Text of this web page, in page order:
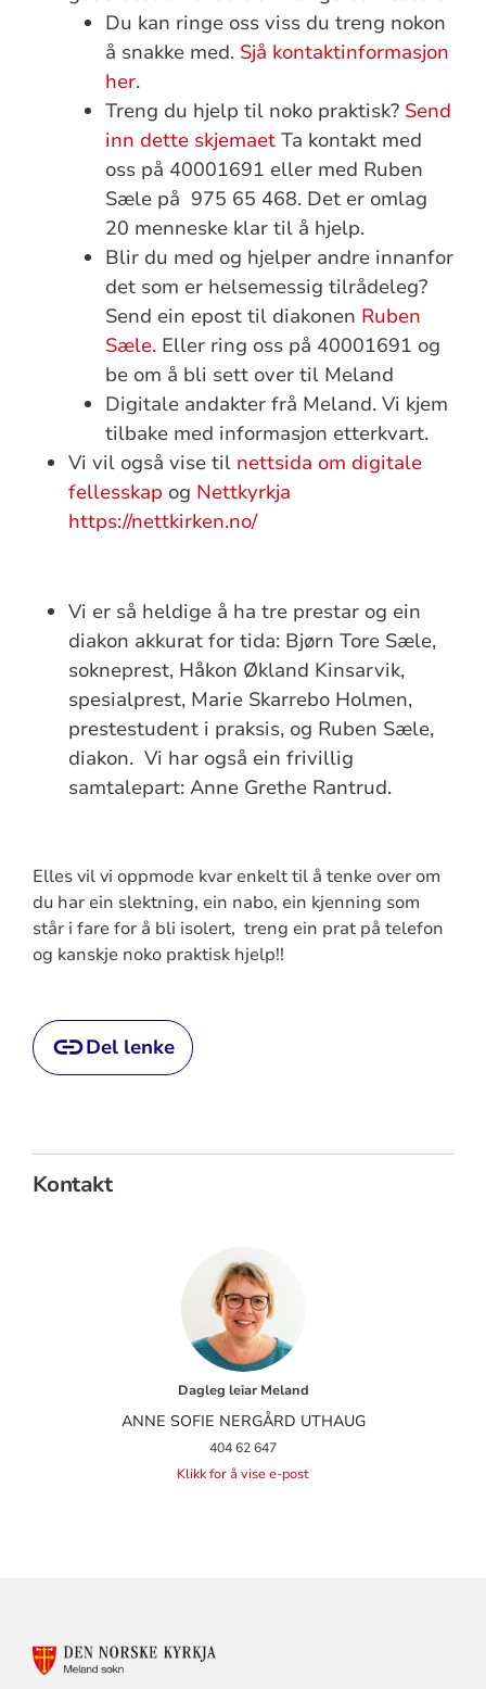
Du kan ringe oss viss du treng nokon
å snakke med. Sjå kontaktinformasjon
her.
Treng du hjelp til noko praktisk? Send
inn dette skjemaet Ta kontakt med
oss på 40001691 eller med Ruben
Sæle på 975 65 468. Det er omlag
20 menneske klar til å hjelp.
Blir du med og hjelper andre innanfor
det som er helsemessig tilrådeleg?
Send ein epost til diakonen Ruben
Sæle. Eller ring oss på 40001691 og
be om å bli sett over til Meland
Digitale andakter frå Meland. Vi kjem
tilbake med informasjon etterkvart.
Vi vil også vise til nettsida om digitale
fellesskap og Nettkyrkja
https://nettkirken.no/
Vi er så heldige å ha tre prestar og ein
diakon akkurat for tida: Bjørn Tore Sæle,
sokneprest, Håkon Økland Kinsarvik,
spesialprest, Marie Skarrebo Holmen,
prestestudent i praksis, og Ruben Sæle,
diakon. Vi har også ein frivillig
samtalepart: Anne Grethe Rantrud.
Elles vil vi oppmode kvar enkelt til å tenke over om
du har ein slektning, ein nabo, ein kjenning som
står i fare for å bli isolert, treng ein prat på telefon
og kanskje noko praktisk hjelp!!
Del lenke
Kontakt
Dagleg leiar Meland
ANNE SOFIE NERGÅRD UTHAUG
404 62 647‬
Klikk for å vise e-post